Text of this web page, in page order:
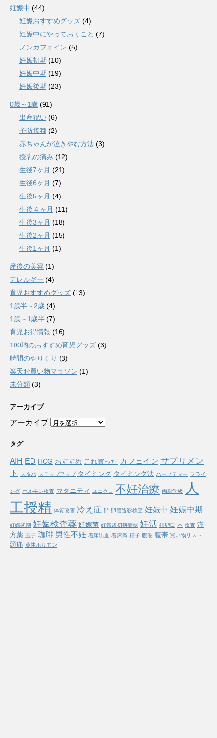
妊娠中 (44)
妊娠おすすめグッズ (4)
妊娠中にやっておくこと (7)
ノンカフェイン (5)
妊娠初期 (10)
妊娠中期 (19)
妊娠後期 (23)
0歳～1歳 (91)
出産祝い (6)
予防接種 (2)
赤ちゃんが泣きやむ方法 (3)
授乳の痛み (12)
生後7ヶ月 (21)
生後6ヶ月 (7)
生後5ヶ月 (4)
生後４ヶ月 (11)
生後3ヶ月 (18)
生後2ヶ月 (15)
生後1ヶ月 (1)
産後の美容 (1)
アレルギー (4)
育児おすすめグッズ (13)
1歳半～2歳 (4)
1歳～1歳半 (7)
育児お得情報 (16)
100均のおすすめ育児グッズ (3)
時間のやりくり (3)
楽天お買い物マラソン (1)
未分類 (3)
アーカイブ
アーカイブ
タグ
AIH ED HCG おすすめ これ買った カフェイン サプリメン
ト
スタバ ステップアップ タイミング タイミング法 ハーブティー フライ
ング ホルモン検査 マタニティ ユニクロ 不妊治療 両親学級
人
工授精 体質改善 冷え症 卵 卵管造影検査 妊娠中 妊娠中期
妊娠初期 妊娠検査薬 妊娠菌 妊娠超初期症状 妊活 排卵日 本 検査 漢
方薬 玉子 珈琲 男性不妊 着床出血 着床痛 精子 腹巻 腹帯 買い物リスト
頭痛 黄体ホルモン